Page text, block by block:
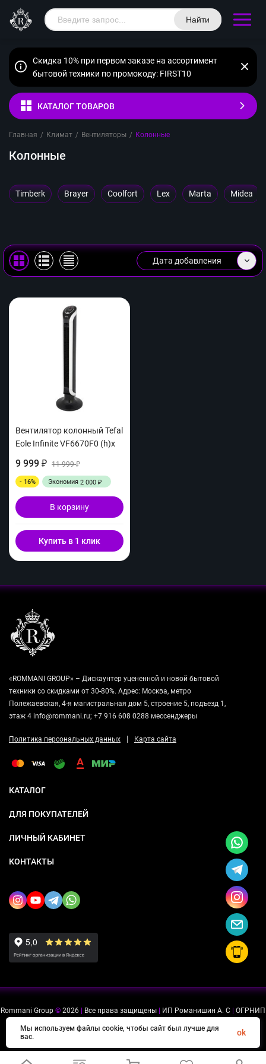
Найти
Скидка 10% при первом заказе на ассортимент
бытовой техники по промокоду: FIRST10
КАТАЛОГ ТОВАРОВ
Главная / Климат / Вентиляторы / Колонные
Колонные
Timberk Brayer Coolfort Lex Marta Midea
Дата добавления
Вентилятор колонный Tefal
Eole Infinite VF6670F0 (h)x
9 999 ₽ 11 999₽
- 16% Экономия 2 000 ₽
В корзину
Купить в 1 клик
«ROMMANI GROUP» – Дискаунтер уцененной и новой бытовой
техники со скидками от 30-80%. Адрес: Москва, метро
Полежаевская, 4-я магистральная дом 5, строение 5, подъезд 1,
этаж 4 info@rommani.ru; +7 916 608 0288 мессенджеры
Политика персональных данных | Карта сайта
КАТАЛОГ
ДЛЯ ПОКУПАТЕЛЕЙ
ЛИЧНЫЙ КАБИНЕТ
КОНТАКТЫ
Rommani Group © 2026 Все права защищены ИП Романишин А. С
ОГРНИП
Мы используем файлы cookie, чтобы сайт был лучше для
вас.
ok